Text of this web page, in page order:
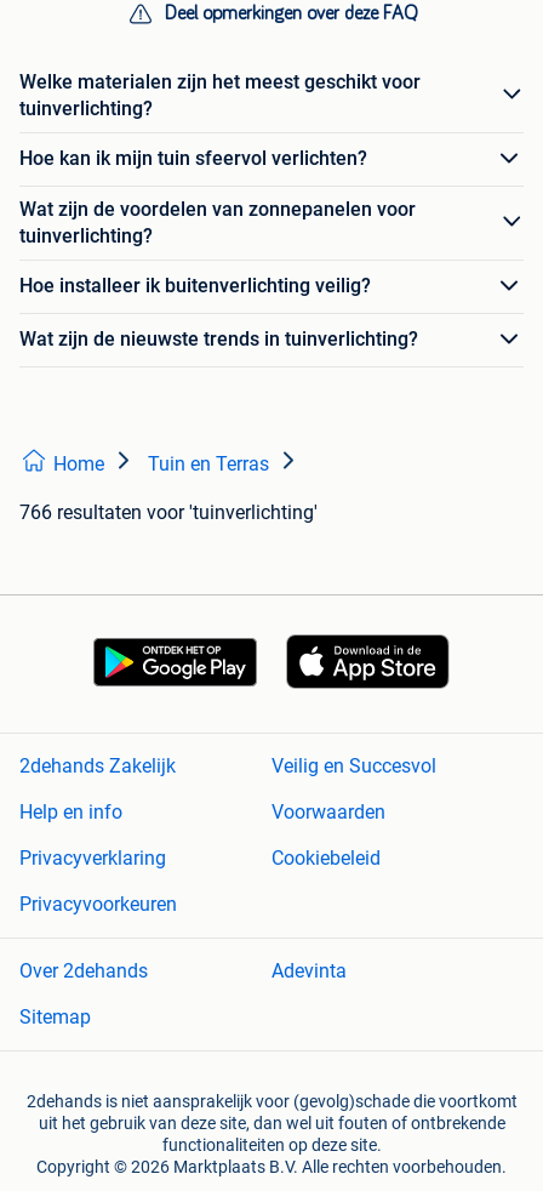
Deel opmerkingen over deze FAQ
Welke materialen zijn het meest geschikt voor
tuinverlichting?
Hoe kan ik mijn tuin sfeervol verlichten?
Wat zijn de voordelen van zonnepanelen voor
tuinverlichting?
Hoe installeer ik buitenverlichting veilig?
Wat zijn de nieuwste trends in tuinverlichting?
Home Tuin en Terras
766 resultaten voor 'tuinverlichting'
2dehands Zakelijk
Veilig en Succesvol
Help en info
Voorwaarden
Privacyverklaring
Cookiebeleid
Privacyvoorkeuren
Over 2dehands
Adevinta
Sitemap
2dehands is niet aansprakelijk voor (gevolg)schade die voortkomt
uit het gebruik van deze site, dan wel uit fouten of ontbrekende
functionaliteiten op deze site.
Copyright © 2026 Marktplaats B.V. Alle rechten voorbehouden.